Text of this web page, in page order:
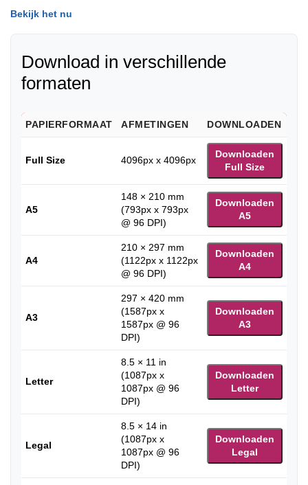
Bekijk het nu
Download in verschillende
formaten
PAPIERFORMAAT AFMETINGEN DOWNLOADEN
Full Size 4096px x 4096px
Downloaden
Full Size
A5
148 × 210 mm
(793px x 793px
@ 96 DPI)
Downloaden
A5
A4
210 × 297 mm
(1122px x 1122px
@ 96 DPI)
Downloaden
A4
A3
297 × 420 mm
(1587px x
1587px @ 96
DPI)
Downloaden
A3
Letter
8.5 × 11 in
(1087px x
1087px @ 96
DPI)
Downloaden
Letter
Legal
8.5 × 14 in
(1087px x
1087px @ 96
DPI)
Downloaden
Legal